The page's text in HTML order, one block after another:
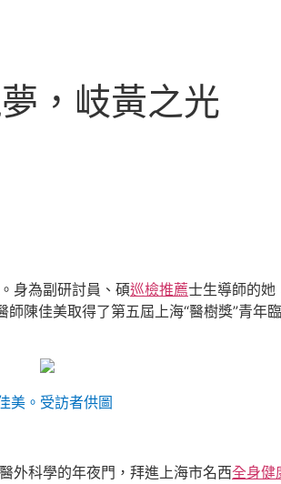
，岐黃之光
身為副研討員、碩巡檢推薦士生導師的她
陳佳美取得了第五屆上海“醫樹獎”青年
美。受訪者供圖
外科學的年夜門，拜進上海市名西全身健